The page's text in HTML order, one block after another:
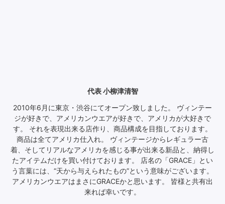
代表 小柳津清智
2010年6月に東京・渋谷にてオープン致しました。 ヴィンテー
ジが好きで、アメリカンウエアが好きで、アメリカが大好きで
す。 それを表現出来る店作り、商品構成を目指しております。
商品は全てアメリカ仕入れ。 ヴィンテージからレギュラー古
着、そしてリアルなアメリカを感じる事が出来る新品と、納得し
たアイテムだけを買い付けております。 店名の「GRACE」とい
う言葉には、“天から与えられたもの”という意味がございます。
アメリカンウエアはまさにGRACEかと思います。 皆様と共有出
来れば幸いです。